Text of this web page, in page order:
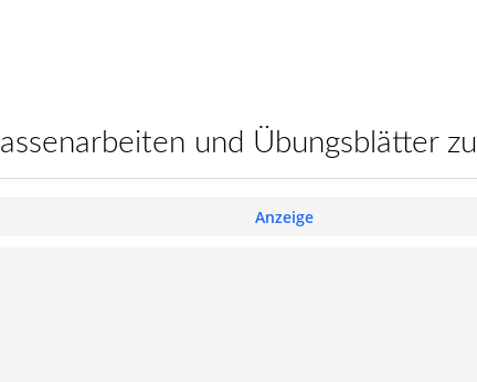
Klassenarbeiten und Übungsblätter zu
Anzeige